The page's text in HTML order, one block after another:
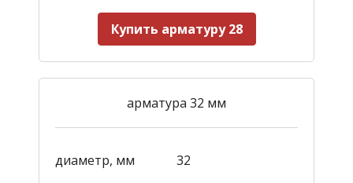
Купить арматуру 28
арматура 32 мм
диаметр, мм
32